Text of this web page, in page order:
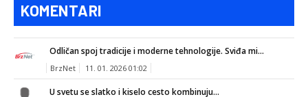
KOMENTARI
Odličan spoj tradicije i moderne tehnologije. Sviđa mi...
BrzNet 11. 01. 2026 01:02
U svetu se slatko i kiselo cesto kombinuju...